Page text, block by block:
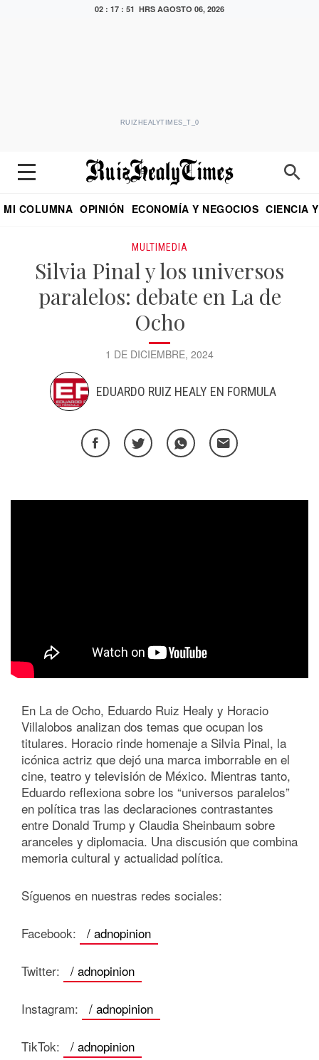
02 : 17 : 51 HRS AGOSTO 06, 2026
RUIZHEALYTIMES_T_0
MI COLUMNA OPINIÓN ECONOMÍA Y NEGOCIOS CIENCIA
MULTIMEDIA
Silvia Pinal y los universos
paralelos: debate en La de
Ocho
1 DE DICIEMBRE, 2024
EDUARDO RUIZ HEALY EN FORMULA
En La de Ocho, Eduardo Ruiz Healy y Horacio
Villalobos analizan dos temas que ocupan los
titulares. Horacio rinde homenaje a Silvia Pinal, la
icónica actriz que dejó una marca imborrable en el
cine, teatro y televisión de México. Mientras tanto,
Eduardo reflexiona sobre los “universos paralelos”
en política tras las declaraciones contrastantes
entre Donald Trump y Claudia Sheinbaum sobre
aranceles y diplomacia. Una discusión que combina
memoria cultural y actualidad política.
Síguenos en nuestras redes sociales:
Facebook: / adnopinion
Twitter: / adnopinion
Instagram: / adnopinion
TikTok: / adnopinion